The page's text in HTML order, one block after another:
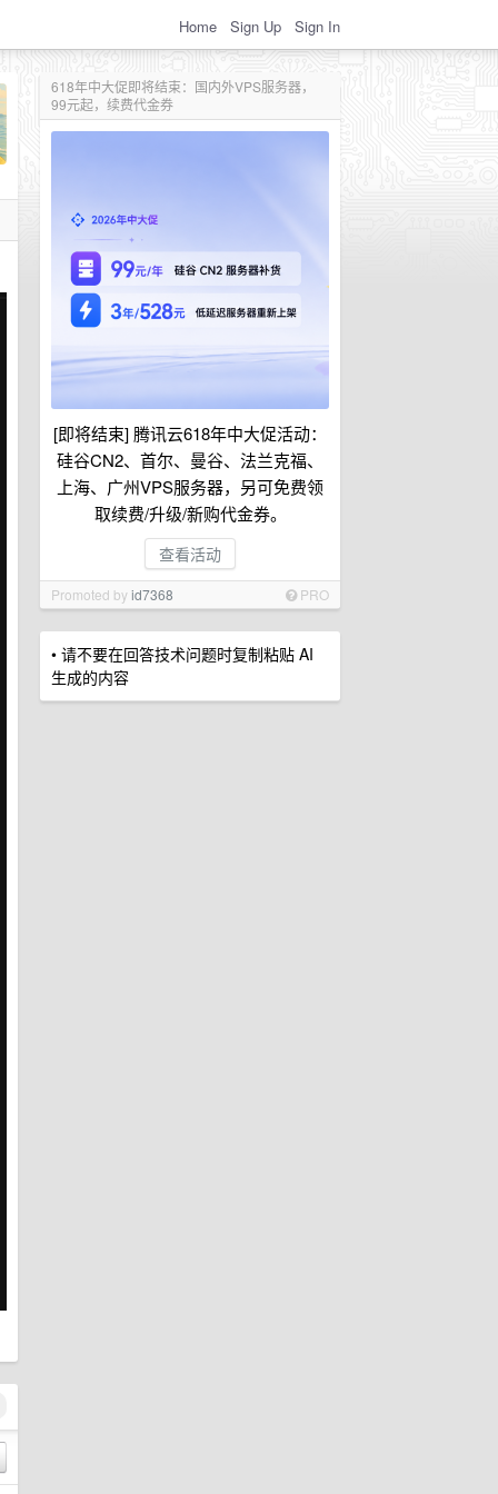
Home Sign Up Sign In
618年中大促即将结束：国内外VPS服务器，
99元起，续费代金券
[即将结束] 腾讯云618年中大促活动：
硅谷CN2、首尔、曼谷、法兰克福、
上海、广州VPS服务器，另可免费领
取续费/升级/新购代金券。
查看活动
Promoted byid7368 PRO
• 请不要在回答技术问题时复制粘贴 AI
生成的内容